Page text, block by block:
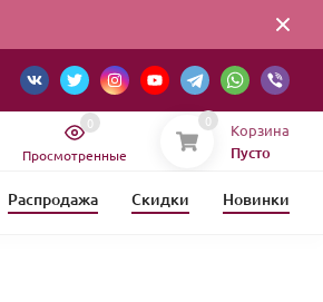
Просмотренные
0 0 Корзина
Пусто
Распродажа Скидки Новинки